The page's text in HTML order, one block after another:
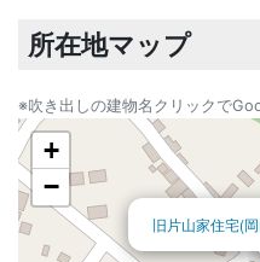
所在地マップ
※吹き出しの建物名クリックで
旧片山家住宅(
+
−